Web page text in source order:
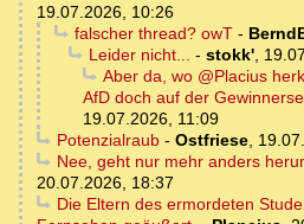
19.07.2026, 10:26
falscher thread? owT-
Leider nicht... - stokk',
Aber da, wo @Placius
AfD doch auf der
19.07.2026, 11:09
Potenzialraub- Ostfriese,
Nee, geht nur mehr anders
20.07.2026, 18:37
Die Eltern des ermordeten